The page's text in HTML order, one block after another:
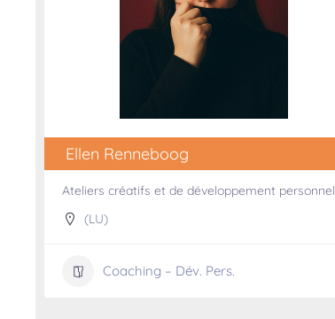
Ellen Renneboog
Ateliers créatifs et de développement personnel
(LU)
Coaching – Dév. Pers.